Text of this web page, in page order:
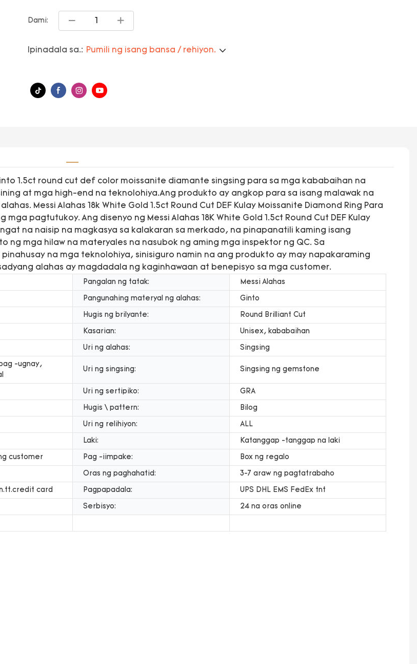
Dami:
Ipinadala sa.: Pumili ng isang bansa / rehiyon.
1.5ct round cut def color moissanite diamante singsing para sa mga kababaihan na
at mga high-end na teknolohiya.Ang produkto ay angkop para sa isang malawak na
Messi Alahas 18k White Gold 1.5ct Round Cut DEF Kulay Moissanite Diamond Ring Para
pagtutukoy. Ang disenyo ng Messi Alahas 18K White Gold 1.5ct Round Cut DEF Kulay
na naisip na magkasya sa kalakaran sa merkado, na pinapanatili kaming isang
ng mga hilaw na materyales na nasubok ng aming mga inspektor ng QC. Sa
na mga teknolohiya, sinisiguro namin na ang produkto ay may napakaraming
alahas ay magdadala ng kaginhawaan at benepisyo sa mga customer.
Pangalan ng tatak: Messi Alahas
Pangunahing materyal ng alahas: Ginto
Hugis ng brilyante: Round Brilliant Cut
Kasarian: Unisex, kababaihan
Uri ng alahas: Singsing
-ugnay,
Uri ng singsing: Singsing ng gemstone
Uri ng sertipiko: GRA
Hugis \ pattern: Bilog
Uri ng relihiyon: ALL
Laki: Katanggap -tanggap na laki
customer Pag -iimpake: Box ng regalo
Oras ng paghahatid: 3-7 araw ng pagtatrabaho
card Pagpapadala: UPS DHL EMS FedEx tnt
Serbisyo: 24 na oras online